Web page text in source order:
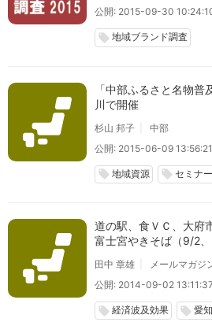
公開: 2015-09-30
local_offer 地域ブランド調査
「中部ふるさと名物
川で開催
杉山 邦子
中部
公開: 2015-06-09 13:56:21
local_offer 地域資源 local_offer セミナー
道の駅、食ＶＣ、大府
富士宮やきそば（9/2、
田中 章雄
メールマガジ
公開: 2014-09-02 13:11:37
local_offer 経済波及効果 local_offer 愛